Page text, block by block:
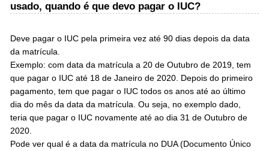
usado, quando é que devo pagar o IUC?
Deve pagar o IUC pela primeira vez até 90 dias depois da data
da matrícula.
Exemplo: com data da matrícula a 20 de Outubro de 2019, tem
que pagar o IUC até 18 de Janeiro de 2020. Depois do primeiro
pagamento, tem que pagar o IUC todos os anos até ao último
dia do mês da data da matrícula. Ou seja, no exemplo dado,
teria que pagar o IUC novamente até ao dia 31 de Outubro de
2020.
Pode ver qual é a data da matrícula no DUA (Documento Único